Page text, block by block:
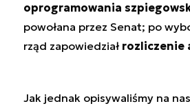
oprogramowania
powołana przez Senat; po
rząd zapowiedział rozliczenie
Jak jednak opisywaliśmy na